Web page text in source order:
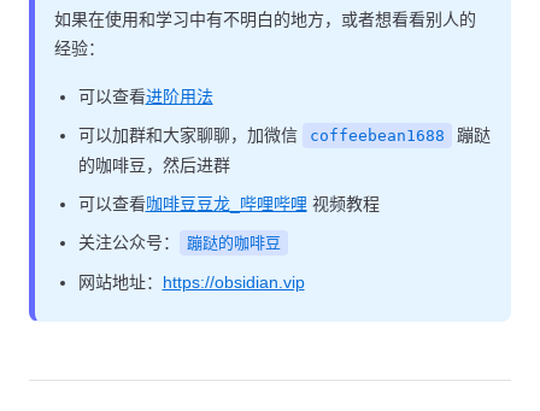
如果在使用和学习中有不明白的地方，或者想看看别人的
经验：
可以查看进阶用法
可以加群和大家聊聊，加微信
coffeebean1688
蹦跶
的咖啡豆，然后进群
可以查看咖啡豆豆龙_哔哩哔哩 视频教程
关注公众号：
蹦跶的咖啡豆
网站地址： https://obsidian.vip